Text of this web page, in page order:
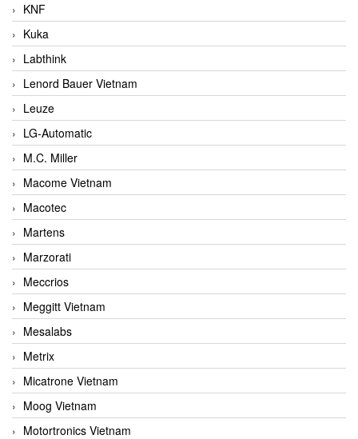
KNF
Kuka
Labthink
Lenord Bauer Vietnam
Leuze
LG-Automatic
M.C. Miller
Macome Vietnam
Macotec
Martens
Marzorati
Meccrios
Meggitt Vietnam
Mesalabs
Metrix
Micatrone Vietnam
Moog Vietnam
Motortronics Vietnam